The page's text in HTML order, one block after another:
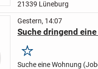
21339 Lüneburg
Gestern, 14:07
Suche dringend
Merken
Suche eine Wohnung